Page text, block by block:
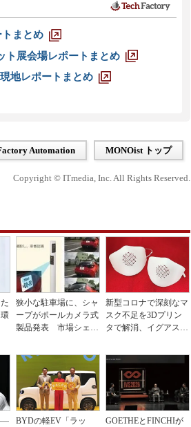
まとめ
ト展会場レポートまとめ
地レポートまとめ
Automation MONOist トップ
Copyright © ITmedia, Inc. All Rights Reserved.
狭小な駐車場に、シャ
ープがポールカメラ式
製品発表 市場シェア
新型コロナで深刻なマ
スク不足を3Dプリン
タで解消、イグアスが
BYDの軽EV「ラッ
GOETHEとFINCHIが